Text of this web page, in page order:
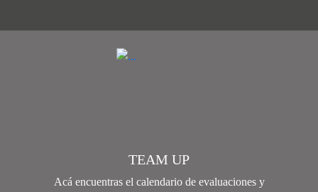
TEAM UP
Acá encuentras el calendario de evaluaciones y